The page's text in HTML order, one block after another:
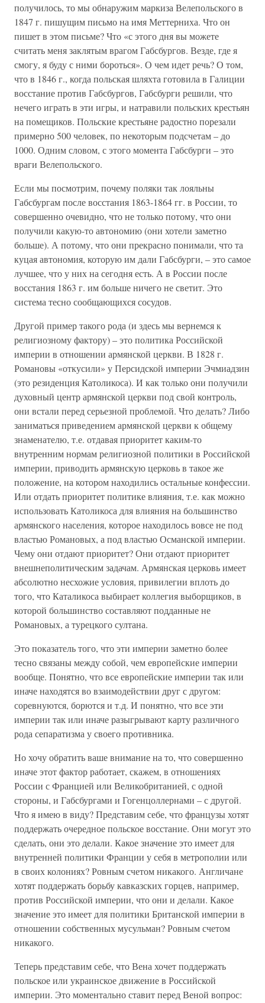
получилось, то мы обнаружим маркиза Велепольского в
1847 г. пишущим письмо на имя Меттерниха. Что он
пишет в этом письме? Что «с этого дня вы можете
считать меня заклятым врагом Габсбургов. Везде, где я
смогу, я буду с ними бороться». О чем идет речь? О том,
что в 1846 г., когда польская шляхта готовила в Галиции
восстание против Габсбургов, Габсбурги решили, что
нечего играть в эти игры, и натравили польских крестьян
на помещиков. Польские крестьяне радостно порезали
примерно 500 человек, по некоторым подсчетам – до
1000. Одним словом, с этого момента Габсбурги – это
враги Велепольского.
Если мы посмотрим, почему поляки так лояльны
Габсбургам после восстания 1863-1864 гг. в России, то
совершенно очевидно, что не только потому, что они
получили какую-то автономию (они хотели заметно
больше). А потому, что они прекрасно понимали, что та
куцая автономия, которую им дали Габсбурги, – это самое
лучшее, что у них на сегодня есть. А в России после
восстания 1863 г. им больше ничего не светит. Это
система тесно сообщающихся сосудов.
Другой пример такого рода (и здесь мы вернемся к
религиозному фактору) – это политика Российской
империи в отношении армянской церкви. В 1828 г.
Романовы «откусили» у Персидской империи Эчмиадзин
(это резиденция Католикоса). И как только они получили
духовный центр армянской церкви под свой контроль,
они встали перед серьезной проблемой. Что делать? Либо
заниматься приведением армянской церкви к общему
знаменателю, т.е. отдавая приоритет каким-то
внутренним нормам религиозной политики в Российской
империи, приводить армянскую церковь в такое же
положение, на котором находились остальные конфессии.
Или отдать приоритет политике влияния, т.е. как можно
использовать Католикоса для влияния на большинство
армянского населения, которое находилось вовсе не под
властью Романовых, а под властью Османской империи.
Чему они отдают приоритет? Они отдают приоритет
внешнеполитическим задачам. Армянская церковь имеет
абсолютно несхожие условия, привилегии вплоть до
того, что Каталикоса выбирает коллегия выборщиков, в
которой большинство составляют подданные не
Романовых, а турецкого султана.
Это показатель того, что эти империи заметно более
тесно связаны между собой, чем европейские империи
вообще. Понятно, что все европейские империи так или
иначе находятся во взаимодействии друг с другом:
соревнуются, борются и т.д. И понятно, что все эти
империи так или иначе разыгрывают карту различного
рода сепаратизма у своего противника.
Но хочу обратить ваше внимание на то, что совершенно
иначе этот фактор работает, скажем, в отношениях
России с Францией или Великобританией, с одной
стороны, и Габсбургами и Гогенцоллернами – с другой.
Что я имею в виду? Представим себе, что французы хотят
поддержать очередное польское восстание. Они могут это
сделать, они это делали. Какое значение это имеет для
внутренней политики Франции у себя в метрополии или
в своих колониях? Ровным счетом никакого. Англичане
хотят поддержать борьбу кавказских горцев, например,
против Российской империи, что они и делали. Какое
значение это имеет для политики Британской империи в
отношении собственных мусульман? Ровным счетом
никакого.
Теперь представим себе, что Вена хочет поддержать
польское или украинское движение в Российской
империи. Это моментально ставит перед Веной вопрос: